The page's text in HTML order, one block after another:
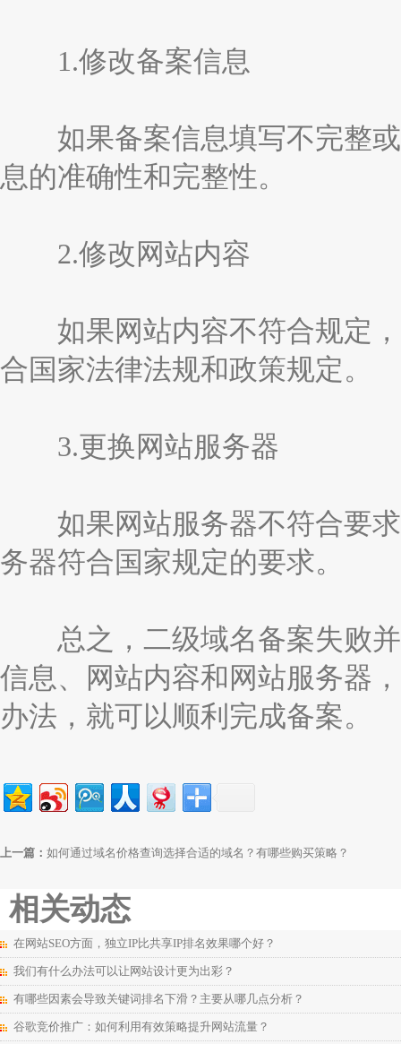
1.修改备案信息
如果备案信息填写不完整或
息的准确性和完整性。
2.修改网站内容
如果网站内容不符合规定，
合国家法律法规和政策规定。
3.更换网站服务器
如果网站服务器不符合要求
务器符合国家规定的要求。
总之，二级域名备案失败并
信息、网站内容和网站服务器
办法，就可以顺利完成备案。
上一篇： 如何通过域名价格查询选择合适的域名？有哪些购买策略？
相关动态
在网站SEO方面，独立IP比共享IP排名效果哪个好？
我们有什么办法可以让网站设计更为出彩？
有哪些因素会导致关键词排名下滑？主要从哪几点分析？
谷歌竞价推广：如何利用有效策略提升网站流量？